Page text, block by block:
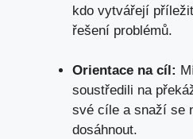
kdo vytvářejí
řešení problémů.
Orientace na cíl:
soustředili na
své cíle a snaží se
dosáhnout.